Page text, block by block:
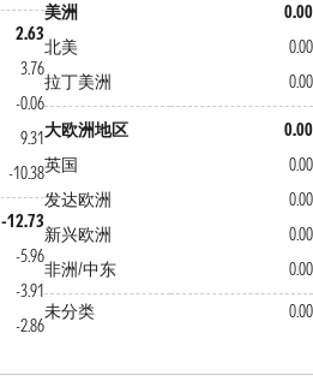
2.63
3.76
-0.06
9.31
-10.38
-12.73
-5.96
-3.91
-2.86
美洲
0.00
北美
0.00
拉丁美洲
0.00
大欧洲地区
0.00
英国
0.00
发达欧洲
0.00
新兴欧洲
0.00
非洲/中东
0.00
未分类
0.00